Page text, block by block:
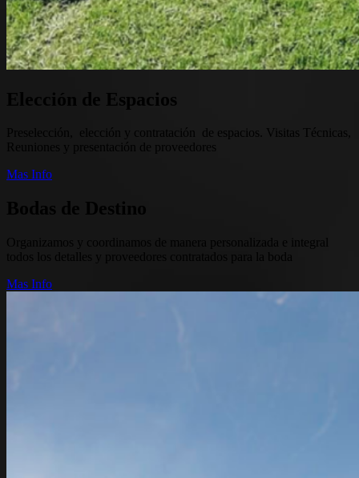
Elección de Espacios
Preselección, elección y contratación de espacios. Visitas Técnicas,
Reuniones y presentación de proveedores
Mas Info
Organizamos y coordinamos de manera personalizada e integral
Mas Info